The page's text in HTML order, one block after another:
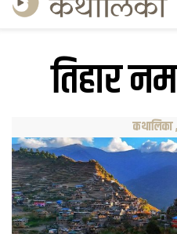
तिहार
कथालिका,